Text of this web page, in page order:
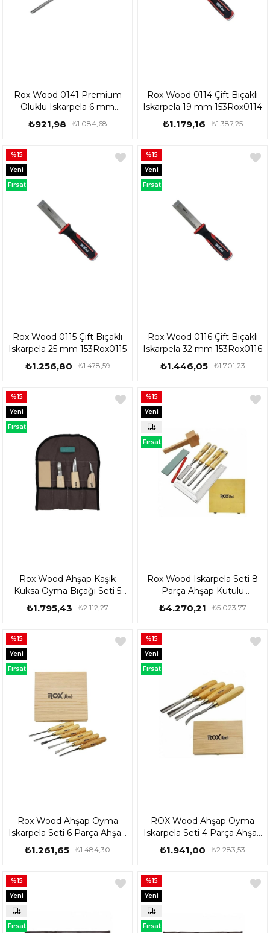
Rox Wood 0141 Premium
Oluklu Iskarpela 6 mm
153Rox0141
₺921,98 ₺1.084,68
Rox Wood 0114 Çift Bıçaklı
Iskarpela 19 mm 153Rox0114
₺1.179,16 ₺1.387,25
Rox Wood 0115 Çift Bıçaklı
Iskarpela 25 mm 153Rox0115
₺1.256,80 ₺1.478,59
%15
Yeni
Ürün
Fırsat
Rox Wood 0116 Çift Bıçaklı
Iskarpela 32 mm 153Rox0116
₺1.446,05 ₺1.701,23
%15
Yeni
Ürün
Fırsat
Rox Wood Ahşap Kaşık
Kuksa Oyma Bıçağı Seti 5
Parça Bez Çantalı
153Rox184506
₺1.795,43 ₺2.112,27
%15
Yeni
Ürün
Fırsat
Rox Wood Iskarpela Seti 8
Parça Ahşap Kutulu
15399056
₺4.270,21 ₺5.023,77
%15
Yeni
Ürün
Fırsat
Rox Wood Ahşap Oyma
Iskarpela Seti 6 Parça Ahşap
Kutulu 15399063
₺1.261,65 ₺1.484,30
%15
Yeni
Ürün
Fırsat
ROX Wood Ahşap Oyma
Iskarpela Seti 4 Parça Ahşap
Kutulu 15399076
₺1.941,00 ₺2.283,53
%15
Yeni
Ürün
Fırsat
%15
Yeni
Ürün
Fırsat
%15
Yeni
Ürün
Fırsat